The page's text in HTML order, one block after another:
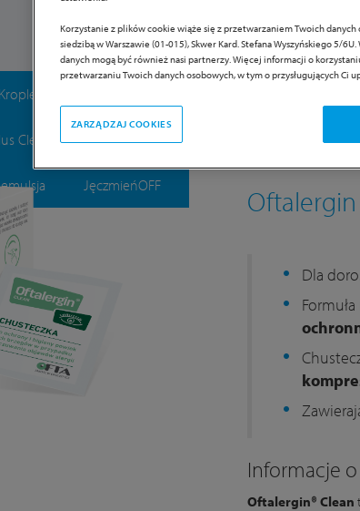
Clean Demoxoft Plus Lipożel
JęczmieńOFF Oftalergin
Dla
Informacje
Oftalergin® Clean
Korzystanie z plików cookie wiąże się z przetwarzaniem Twoich
siedzibą w Warszawie (01-015), Skwer Kard. Stefana Wyszyńskiego 5/
danych mogą być również nasi partnerzy. Więcej informacji o
przetwarzaniu Twoich danych osobowych, w tym o przysługujących Ci
ZARZĄDZAJ COOKIES